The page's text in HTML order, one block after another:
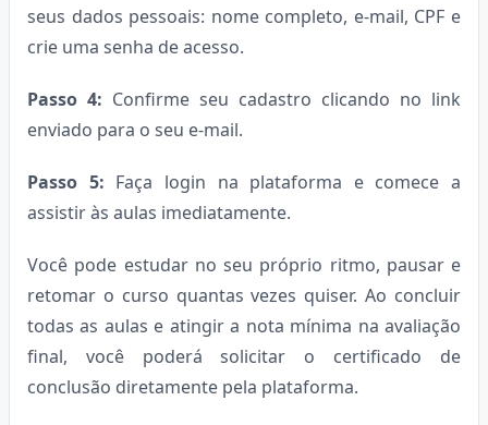
seus dados pessoais: nome completo, e-mail, CPF e
crie uma senha de acesso.
Passo 4: Confirme seu cadastro clicando no link
enviado para o seu e-mail.
Passo 5: Faça login na plataforma e comece a
assistir às aulas imediatamente.
Você pode estudar no seu próprio ritmo, pausar e
retomar o curso quantas vezes quiser. Ao concluir
todas as aulas e atingir a nota mínima na avaliação
final, você poderá solicitar o certificado de
conclusão diretamente pela plataforma.